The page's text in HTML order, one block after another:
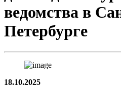
ведомства в
Петербурге
18.10.2025